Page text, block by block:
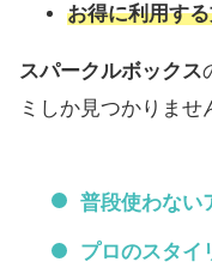
お得に利用す
スパークルボックス
ミしか見つかりませ
普段使わない
プロのスタイ